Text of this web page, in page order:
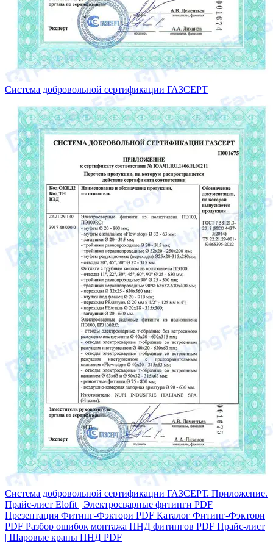
Система добровольной сертификации ГАЗСЕРТ
Система добровольной сертификации ГАЗСЕРТ. Приложение.
Прайс-лист Elofit | Электросварные фитинги PDF
Презентация Фитинг-Фэктори PDF Каталог Фитинг-Фэктори
PDF Разбор ошибок монтажа ПНД фитингов PDF Прайс-лист
| Шаровые краны ПНД PDF